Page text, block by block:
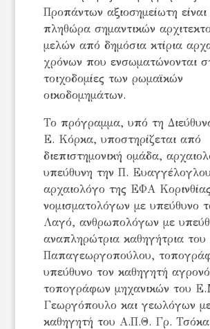
Προπάντων αξιοσημείωτη είναι
πληθώρα σημαντικών
μελών από δημόσια κτίρια
χρόνων που ενσωματώνονται
τοιχοδομίες των ρωμαϊκών
οικοδομημάτων.
Το πρόγραμμα, υπό τη
Ε. Κόρκα, υποστηρίζεται από
διεπιστημονική ομάδα,
υπεύθυνη την Π.
αρχαιολόγο της ΕΦΑ
νομισματολόγων με υπεύθυνο
Λαγό, ανθρωπολόγων με
αναπληρώτρια καθηγήτρια
Παπαγεωργοπούλου,
υπεύθυνο τον καθηγητή
τοπογράφων μηχανικών του
Γεωργόπουλο και γεωλόγων
καθηγητή του Α.Π.Θ. Γρ.